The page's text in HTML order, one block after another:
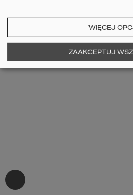
WIĘCEJ
ZAAKCEPTUJ